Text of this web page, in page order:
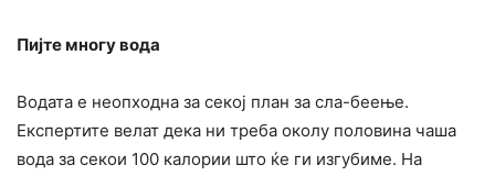
Пијте многу вода
Водата е неопходна за секој план за сла-беење.
Експертите велат дека ни треба околу половина чаша
вода за секои 100 калории што ќе ги изгубиме. На